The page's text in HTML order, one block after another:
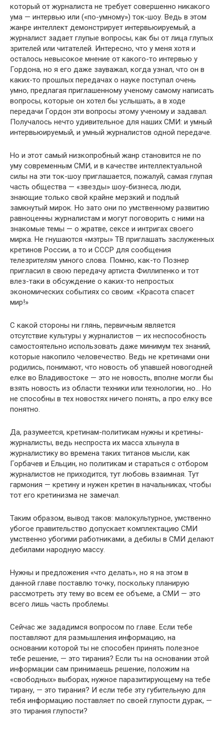
который от журнали­ста не требует совершенно никакого
ума — интервью или («по-умному») ток-шоу. Ведь в этом
жанре интеллект демонстрирует интервьюируемый, а
журналист задает глупые вопросы, как бы от лица глупых
зрителей или читателей. Интересно, что у меня хотя и
осталось невысокое мнение от какого-то интервью у
Гордона, но я его даже зауважал, когда узнал, что он в
каких-то прошлых передачах о науке поступал очень
умно, предлагая приглашенному ученому самому написать
вопросы, которые он хотел бы услышать, а в ходе
передачи Гордон эти вопросы этому ученому и задавал.
Получалось нечто удивительное для наших СМИ: и умный
интер­вьюируемый, и умный журналистов одной передаче.
Но и этот самый низкопробный жанр становится не по
уму современным СМИ, и в качестве интеллектуальной
силы на эти ток-шоу приглашается, пожалуй, самая глупая
часть общества — «звезды» шоу-бизнеса, люди,
знающие только свой крайне мерз­кий и подлый
замкнутый мирок. Но зато они по умственному развитию
равноценны журналистам и могут поговорить с ними на
знакомые темы — о жратве, сексе и интригах своего
мирка. Не гнушаются «мэтры» ТВ приглашать заслуженных
кретинов России, а то и СССР для сообщения
телезрителям умного слова. Помню, как-то Познер
пригласил в свою передачу артиста Филлипенко и тот
влез-таки в обсуждение о каких-то непростых
экономиче­ских событиях со своим: «Красота спасет
мир!»
С какой стороны ни глянь, первичным является
отсутствие культуры у журналистов — их неспособность
самостоятельно использовать даже минимум тех знаний,
которые накопило че­ловечество. Ведь не кретинами они
родились, понимают, что новость об упавшей новогодней
елке во Владивостоке — это не новость, вполне могли бы
взять новость из области техники или технологии, но… Но
не способны в тех новостях ничего понять, а про елку все
понятно.
Да, разумеется, кретинам-политикам нужны и кретины-
жур­налисты, ведь неспроста их масса хлынула в
журналистику во вре­мена таких титанов мысли, как
Горбачев и Ельцин, но политикам и стараться с отбором
журналистов не приходится, тут любовь взаимная. Тут
гармония — кретину и нужен кретин в начальниках, чтобы
тот его кретинизма не замечал.
Таким образом, вывод таков: малокультурное, умственно
убогое правительство допускает комплектацию СМИ
умственно убоги­ми работниками, а дебилы в СМИ делают
дебилами народную массу.
Нужны и предложения «что делать», но я на этом в
данной гла­ве поставлю точку, поскольку планирую
рассмотреть эту тему во всем ее объеме, а СМИ — это
всего лишь часть проблемы.
Сейчас же зададимся вопросом по главе. Если тебе
поставля­ют для размышления информацию, на
основании которой ты не способен принять полезное
тебе решение, — это тирания? Если ты на основании этой
информации сам принимаешь решение, положим на
«свободных» выборах, нужное паразитирующему на тебе
тирану, — это тирания? И если тебе эту губительную для
тебя информацию поставляет по своей глупости дурак, —
это тирания глупости?